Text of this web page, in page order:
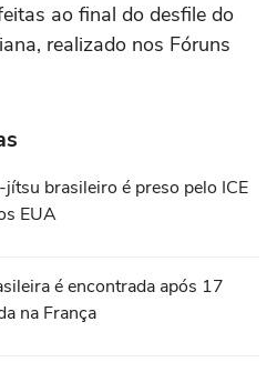
ao final do desfile do
realizado nos Fóruns
brasileiro é preso pelo ICE
EUA
é encontrada após 17
na França